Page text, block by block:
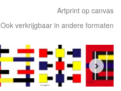
Artprint op canvas
Ook verkrijgbaar in andere formaten